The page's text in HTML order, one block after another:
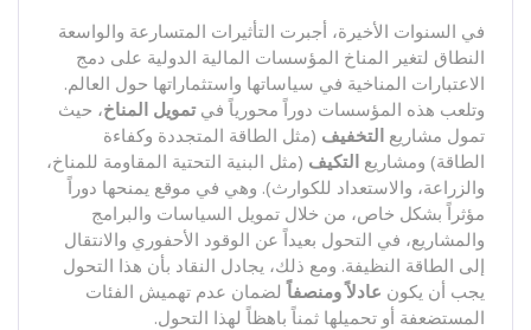
في السنوات الأخيرة، أجبرت التأثيرات المتسارعة والواسعة
النطاق لتغير المناخ المؤسسات المالية الدولية على دمج
الاعتبارات المناخية في سياساتها واستثماراتها حول العالم.
وتلعب هذه المؤسسات دوراً محورياً فيتمويل المناخ، حيث
تمول مشاريع التخفيف (مثل الطاقة المتجددة وكفاءة
الطاقة) ومشاريع التكيف (مثل البنية التحتية المقاومة للمناخ،
والزراعة، والاستعداد للكوارث). وهي في موقع يمنحها دوراً
مؤثراً بشكل خاص، من خلال تمويل السياسات والبرامج
والمشاريع، في التحول بعيداً عن الوقود الأحفوري والانتقال
إلى الطاقة النظيفة. ومع ذلك، يجادل النقاد بأن هذا التحول
يجب أن يكون عادلاً ومنصفاًلضمان عدم تهميش الفئات
المستضعفة أو تحميلها ثمناً باهظاً لهذا التحول.